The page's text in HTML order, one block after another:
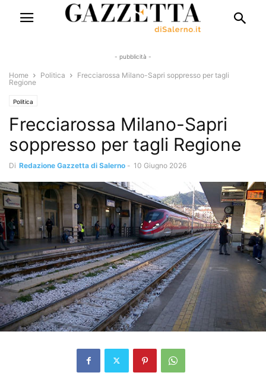
- pubblicità -
Home Politica
Frecciarossa Milano-Sapri soppresso per tagli
Regione
Politica
Frecciarossa Milano-Sapri
soppresso per tagli Regione
Di Redazione Gazzetta di Salerno - 10 Giugno 2026